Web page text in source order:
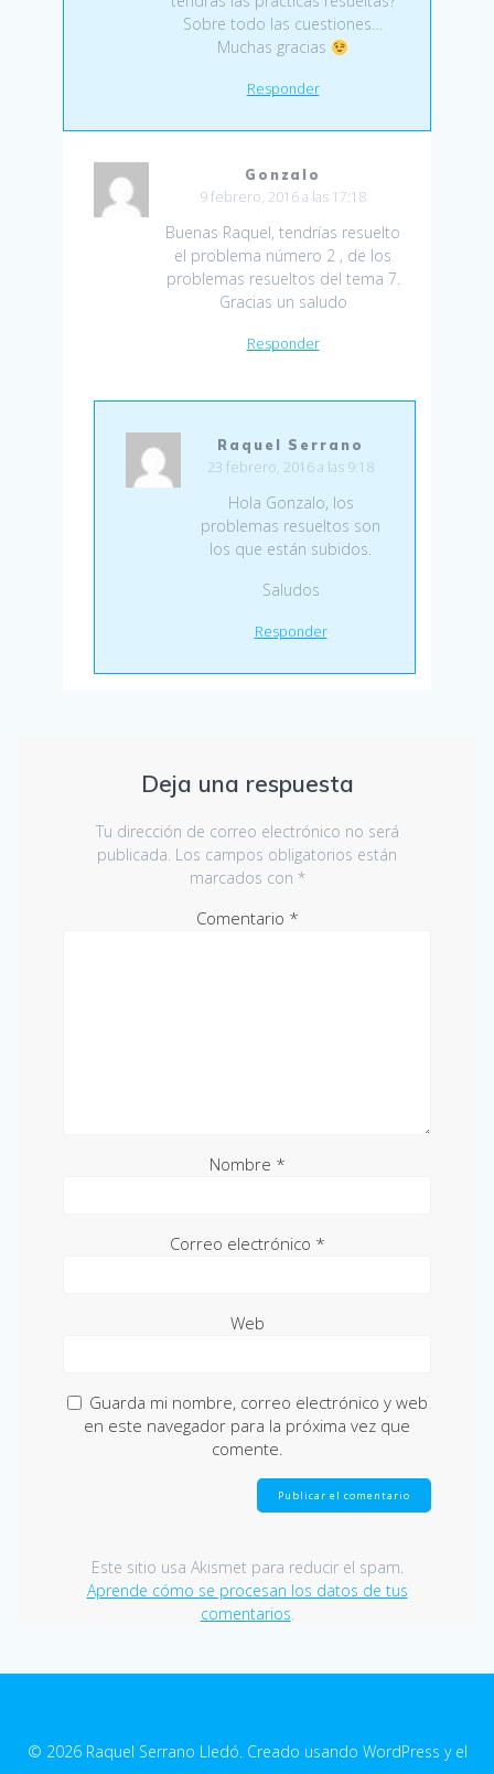
Sobre todo las cuestiones…
Muchas gracias
Responder
Gonzalo
9 febrero, 2016 a las 17:18
Buenas Raquel, tendrías resuelto
el problema número 2 , de los
problemas resueltos del tema 7.
Gracias un saludo
Responder
Raquel Serrano
23 febrero, 2016 a las 9:18
Hola Gonzalo, los
problemas resueltos son
los que están subidos.
Saludos
Responder
Deja una respuesta
Tu dirección de correo electrónico no será
publicada. Los campos obligatorios están
marcados con *
Comentario *
Nombre *
Correo electrónico *
Web
Guarda mi nombre, correo electrónico y web
en este navegador para la próxima vez que
comente.
Este sitio usa Akismet para reducir el spam.
Aprende cómo se procesan los datos de tus
comentarios.
© 2026 Raquel Serrano Lledó. Creado usando WordPress y el